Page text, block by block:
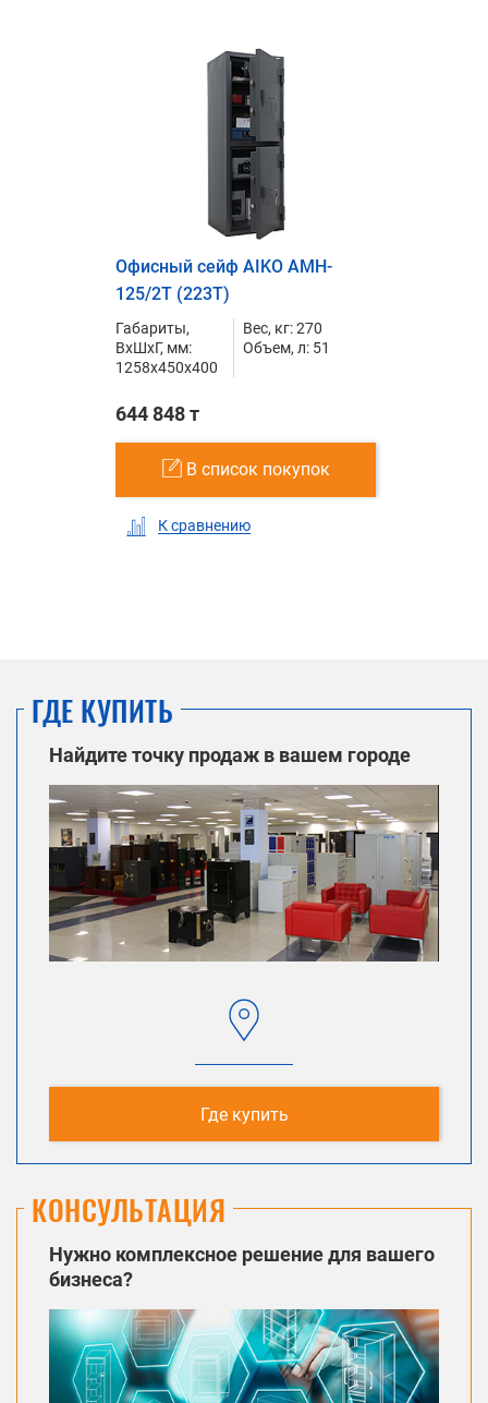
Офисный сейф AIKO AMH-
125/2T (223T)
Габариты,
ВxШxГ, мм:
1258x450x400
Вес, кг: 270
Объем, л: 51
644 848 т
В список покупок
К сравнению
ГДЕ КУПИТЬ
Найдите точку продаж в вашем городе
Где купить
КОНСУЛЬТАЦИЯ
Нужно комплексное решение для вашего
бизнеса?